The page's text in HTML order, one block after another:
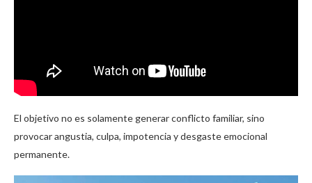
El objetivo no es solamente generar conflicto familiar, sino
provocar angustia, culpa, impotencia y desgaste emocional
permanente.